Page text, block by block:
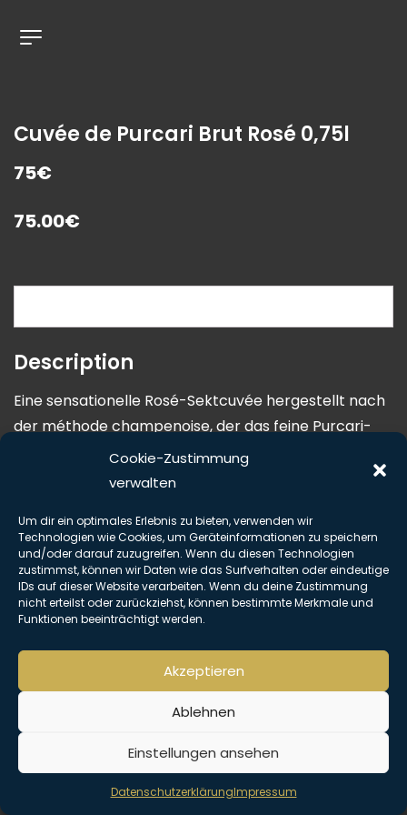
Cookie-Zustimmung
verwalten
Um dir ein optimales Erlebnis zu bieten, verwenden wir
Technologien wie Cookies, um Geräteinformationen zu speichern
und/oder darauf zuzugreifen. Wenn du diesen Technologien
zustimmst, können wir Daten wie das Surfverhalten oder eindeutige
IDs auf dieser Website verarbeiten. Wenn du deine Zustimmung
nicht erteilst oder zurückziehst, können bestimmte Merkmale und
Funktionen beeinträchtigt werden.
Akzeptieren
Ablehnen
Einstellungen ansehen
DatenschutzerklärungImpressum
Cuvée de Purcari Brut Rosé 0,75l
75€
75.00€
Description
Eine sensationelle Rosé-Sektcuvée hergestellt nach
der méthode champenoise, der das feine Purcari-
Terroir mit dem außergewöhnlichen Verschnitt aus
Pinot Noir und Chardonnay zusammenführt. Die zarte
durch das blumige Bouquet mit subtilen Aromen von
schwarzen Johannisbeeren und einem
ausgewogenen, frischen Geschmack vervollständigt
wird.
Ein außergewöhnlicher Sekt ausgezeichnet mit Gold
Medaille bei Challenge International du Vin, 2019 in
Copyright © Alle Rechte vorbehalten. The Hemingway Club 2026 |